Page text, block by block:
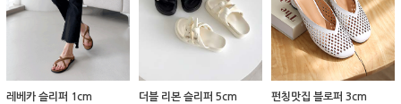
레베카 슬리퍼 1cm
더블 리본 슬리퍼 5cm
펀칭맛집 블로퍼 3cm